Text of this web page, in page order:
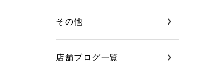
その他
店舗ブログ一覧